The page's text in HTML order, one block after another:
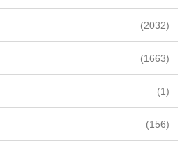
(2032)
(1663)
(1)
(156)